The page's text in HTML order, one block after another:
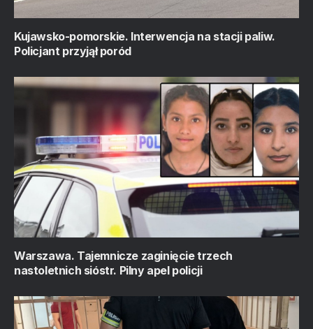
Kujawsko-pomorskie. Interwencja na stacji paliw.
Policjant przyjął poród
Warszawa. Tajemnicze zaginięcie trzech
nastoletnich sióstr. Pilny apel policji